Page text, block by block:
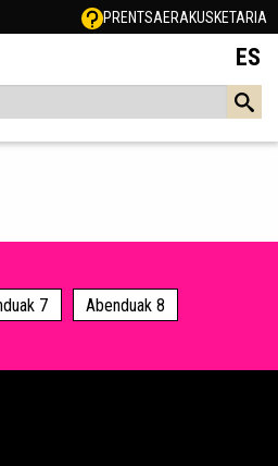
PRENTSAERAKUSKETARIA
ES
7 Abenduak 8